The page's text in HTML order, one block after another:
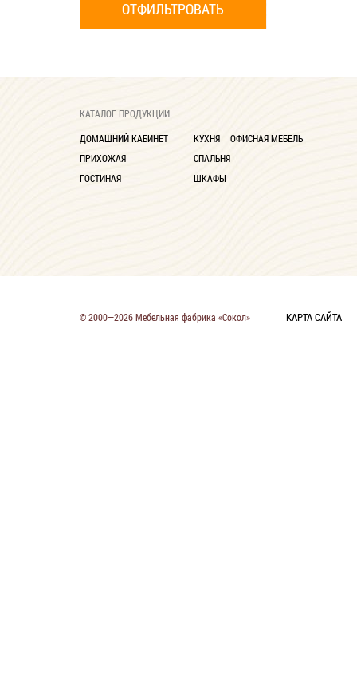
КАТАЛОГ ПРОДУКЦИИ
ДОМАШНИЙ КАБИНЕТ
ПРИХОЖАЯ
ГОСТИНАЯ
КУХНЯ
СПАЛЬНЯ
ШКАФЫ
ОФИСНАЯ МЕБЕЛЬ
© 2000—2026 Мебельная фабрика «Сокол» КАРТА САЙТА